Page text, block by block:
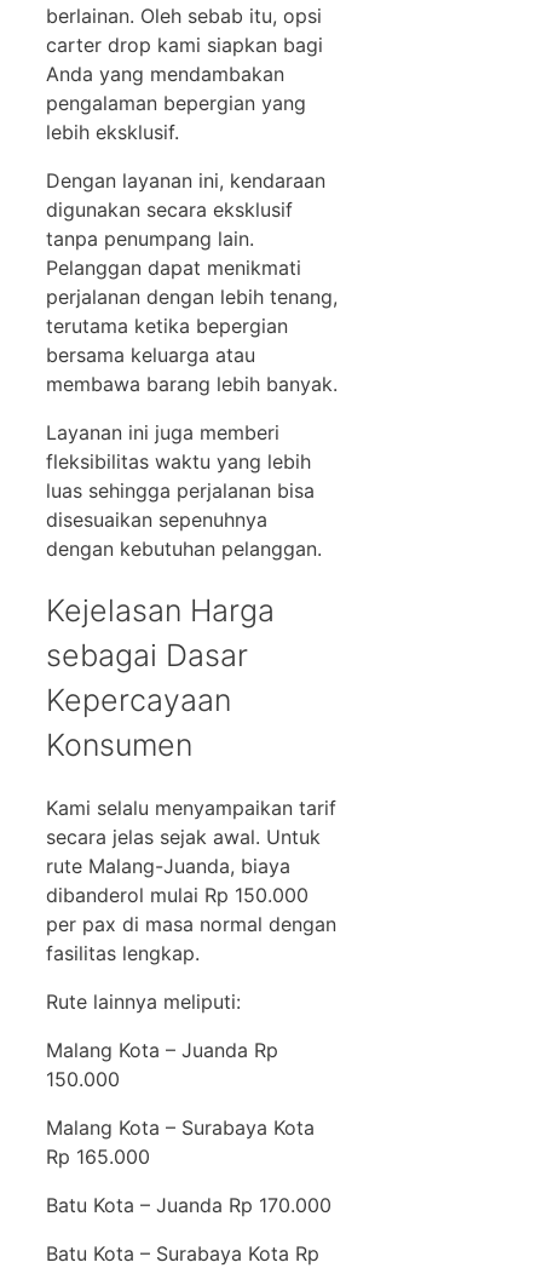
berlainan. Oleh sebab itu, opsi
carter drop kami siapkan bagi
Anda yang mendambakan
pengalaman bepergian yang
lebih eksklusif.
Dengan layanan ini, kendaraan
digunakan secara eksklusif
tanpa penumpang lain.
Pelanggan dapat menikmati
perjalanan dengan lebih tenang,
terutama ketika bepergian
bersama keluarga atau
membawa barang lebih banyak.
Layanan ini juga memberi
fleksibilitas waktu yang lebih
luas sehingga perjalanan bisa
disesuaikan sepenuhnya
dengan kebutuhan pelanggan.
Kejelasan Harga
sebagai Dasar
Kepercayaan
Konsumen
Kami selalu menyampaikan tarif
secara jelas sejak awal. Untuk
rute Malang-Juanda, biaya
dibanderol mulai Rp 150.000
per pax di masa normal dengan
fasilitas lengkap.
Rute lainnya meliputi:
Malang Kota – Juanda Rp
150.000
Malang Kota – Surabaya Kota
Rp 165.000
Batu Kota – Juanda Rp 170.000
Batu Kota – Surabaya Kota Rp